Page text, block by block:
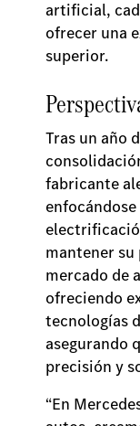
artificial,
ofrecer una
superior.
Tras un año
fabricante
mantener su
mercado de
ofreciendo
tecnologías
asegurando
precisión y
“En